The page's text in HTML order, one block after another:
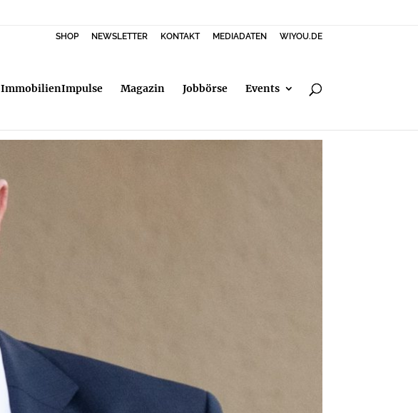
SHOP NEWSLETTER KONTAKT MEDIADATEN WIYOU.DE
ImmobilienImpulse Magazin Jobbörse Events